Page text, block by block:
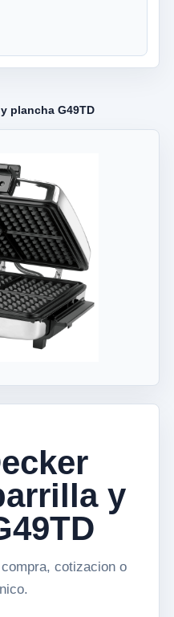
plancha G49TD
y
cotizacion o